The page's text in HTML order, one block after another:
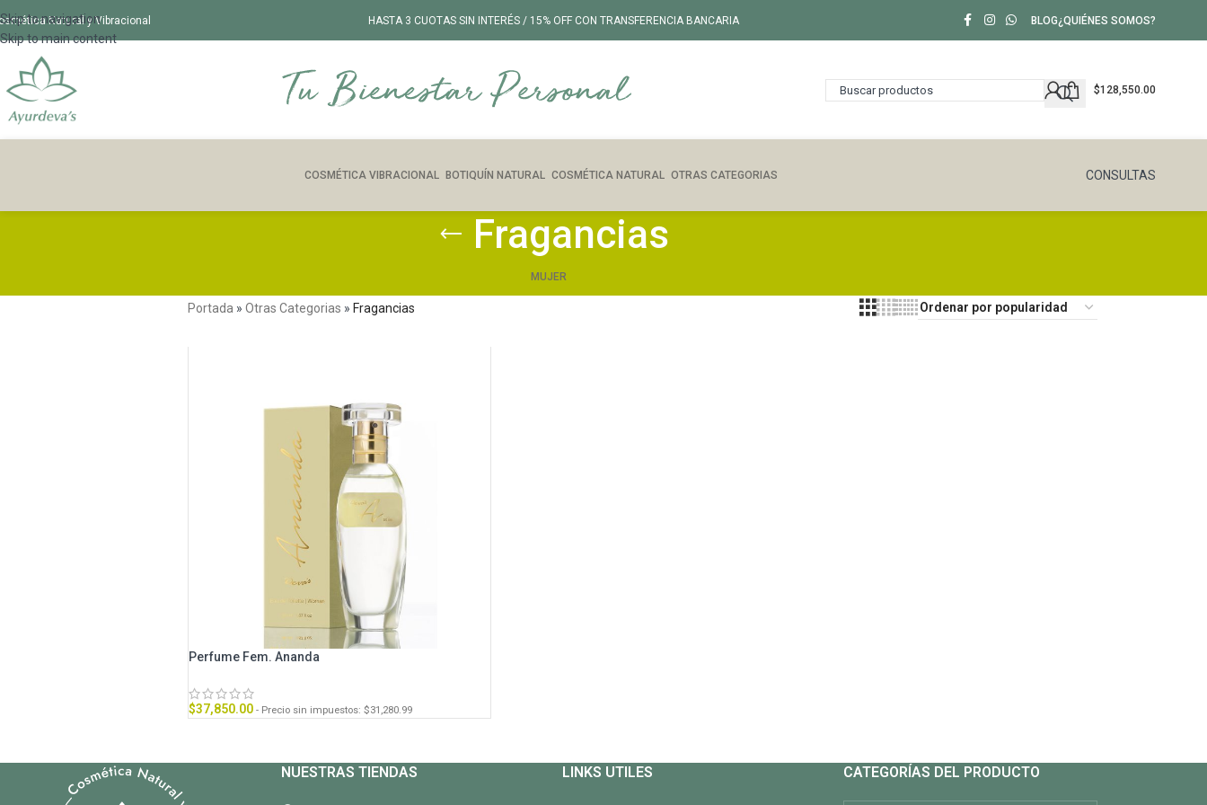
Skip to navigation
Skip to main content
Natural y Vibracional HASTA 3 CUOTAS SIN INTERÉS / 15% OFF CON TRANSFERENCIA BANCARIA BLOG¿QUIÉNES SOMOS?
$128,550.00
COSMÉTICA VIBRACIONAL BOTIQUÍN NATURAL COSMÉTICA NATURAL OTRAS CATEGORIAS CONSULTAS
Fragancias
MUJER
Portada » Otras Categorias » Fragancias
Perfume Fem. Ananda
$37,850.00 - Precio sin impuestos: $31,280.99
NUESTRAS TIENDAS LINKS UTILES CATEGORÍAS DEL PRODUCTO